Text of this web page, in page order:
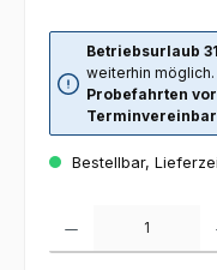
Betriebsurlaub
weiterhin
Probefahrten
Bestellbar,